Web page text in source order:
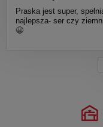
Praska jest super,
najlepsza- ser czy
😀